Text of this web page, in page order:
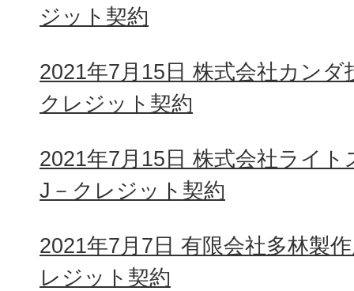
ジット契約
2021年7月15日 株式会社カンダ
クレジット契約
2021年7月15日 株式会社ライ
J－クレジット契約
2021年7月7日 有限会社多林製
レジット契約